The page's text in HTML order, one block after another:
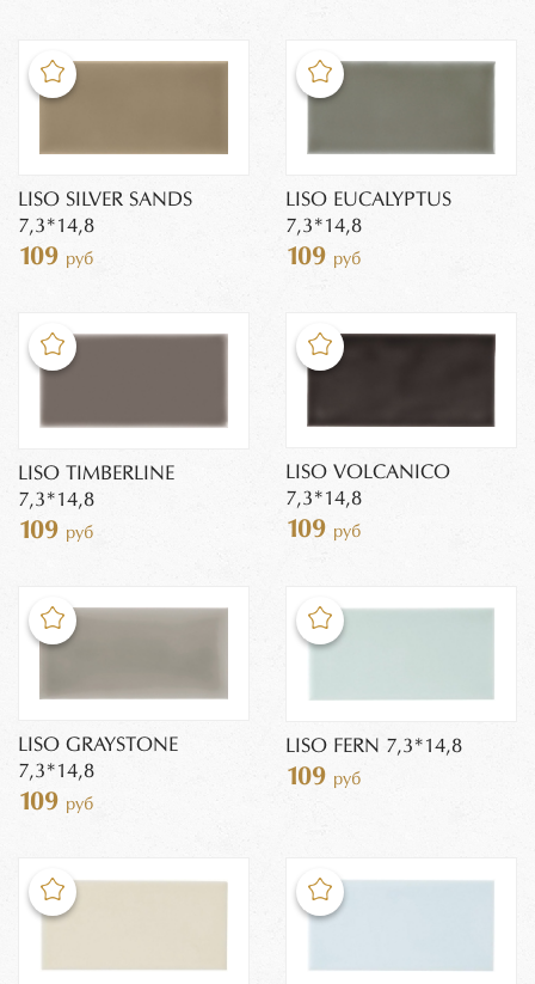
LISO SILVER SANDS
7,3*14,8
109 руб
LISO EUCALYPTUS
7,3*14,8
109 руб
LISO TIMBERLINE
7,3*14,8
109 руб
LISO VOLCANICO
7,3*14,8
109 руб
LISO GRAYSTONE
7,3*14,8
109 руб
LISO FERN 7,3*14,8
109 руб